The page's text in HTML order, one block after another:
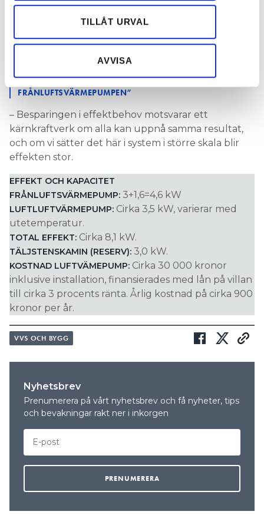
annons- och analysföretag som vi samarbetar med.
Dessa kan i sin tur kombinera informationen med annan
information som du har tillhandahållit eller som de har
samlat in när du har använt deras tjänster.
TILLÅT URVAL
AVVISA
Han har sett på Svenska Kyl &
Värmepumpföreningens webbplats att det finns
Sverige.
”JAG BÖRJADE MED ATT KASTA UT
FRÅNLUFTSVÄRMEPUMPEN”
– Besparingen i effektbehov motsvarar ett
kärnkraftverk om alla kan uppnå samma resultat,
och om vi sätter det här i system i större skala blir
effekten stor.
EFFEKT OCH KAPACITET
FRÅNLUFTSVÄRMEPUMP: 3+1,6=4,6 kW
LUFTLUFTVÄRMEPUMP: Cirka 3,5 kW, varierar med
utetemperatur.
TOTAL EFFEKT: Cirka 8,1 kW.
TÄLJSTENSKAMIN (RESERV): 3,0 kW.
KOSTNAD LUFTVÄMEPUMP: Cirka 30 000 kronor
inklusive installation, finansierades med lån på villan
till cirka 3 procents ränta. Årlig kostnad på cirka 900
kronor per år.
VVS OCH BYGG
Nyhetsbrev
Prenumerera på vårt nyhetsbrev och få nyheter, tips
och bevakningar rakt ner i inkorgen